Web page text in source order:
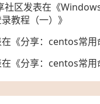
社区发表在《
教程（一）》
《分享：centos常用
《分享：centos常用